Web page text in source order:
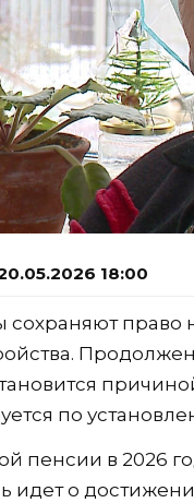
18:00
право
по
пенсии в 2026
идет о